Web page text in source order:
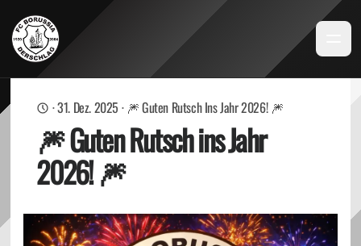
·31. Dez. 2025 · 🎆 Guten Rutsch Ins Jahr 2026! 🎆
🎆 Guten Rutsch ins Jahr
2026! 🎆